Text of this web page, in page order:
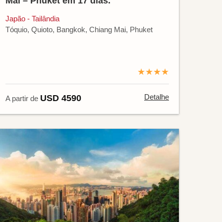
Japão - Tailândia
Tóquio, Quioto, Bangkok, Chiang Mai, Phuket
★★★★
A partir de USD 4590 Detalhe